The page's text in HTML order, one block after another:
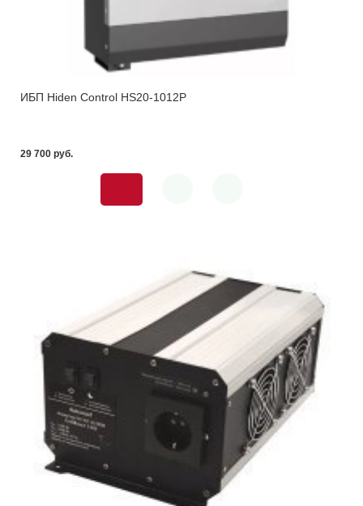
ИБП Hiden Control HS20-1012P
29 700 pуб.